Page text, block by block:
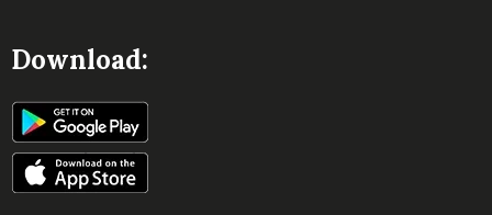
Download: